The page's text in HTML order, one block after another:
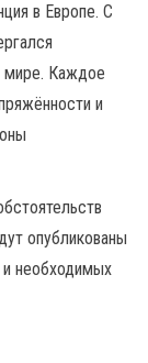
в Европе. С
мире. Каждое
и
опубликованы
необходимых